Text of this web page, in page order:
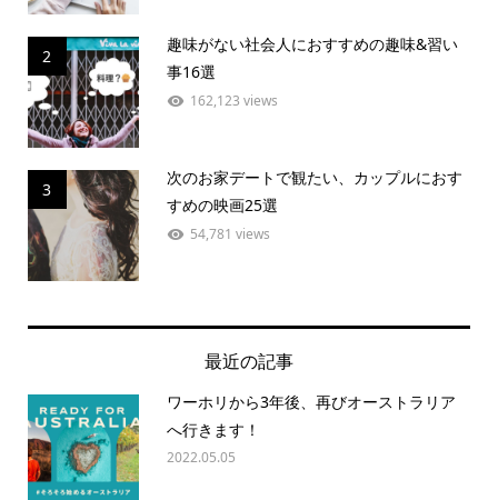
2
趣味がない社会人におすすめの趣味&習い
事16選
162,123 views
3
次のお家デートで観たい、カップルにおす
すめの映画25選
54,781 views
最近の記事
ワーホリから3年後、再びオーストラリア
へ行きます！
2022.05.05